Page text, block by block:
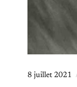
8 juillet 2021